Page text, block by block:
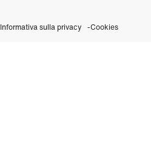
Informativa sulla privacy Cookies